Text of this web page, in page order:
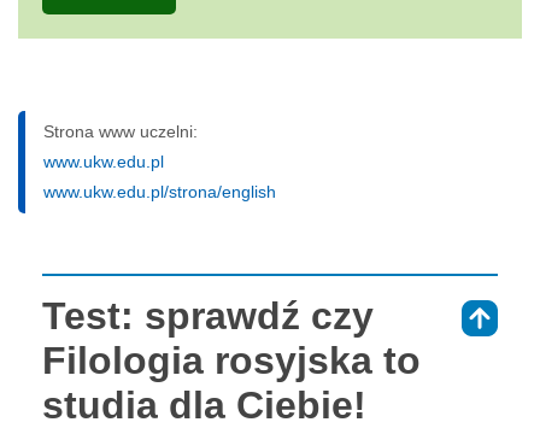
Strona www uczelni:
www.ukw.edu.pl
www.ukw.edu.pl/strona/english
Test: sprawdź czy
Filologia rosyjska to
studia dla Ciebie!